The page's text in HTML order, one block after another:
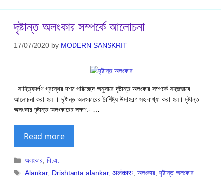
দৃষ্টান্ত অলংকার সম্পর্কে আলোচনা
17/07/2020 by MODERN SANSKRIT
সাহিত্যদর্পণ গ্রন্থের দশম পরিচ্ছেদ অনুসারে দৃষ্টান্ত অলংকার সম্পর্কে সহজভাবে
আলোচনা করা হল । দৃষ্টান্ত অলংকারের বৈশিষ্ট্য উদাহরণ সহ বাখ্যা করা হল। দৃষ্টান্ত
অলংকার দৃষ্টান্ত অলংকারের লক্ষণ:- …
Read more
Categories
অলংকার ,বি.এ.
Tags
Alankar, Drishtanta alankar,अलंकारः ,অলংকার ,দৃষ্টান্ত অলংকার